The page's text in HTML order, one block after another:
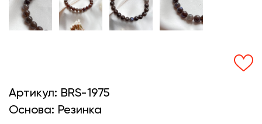
Артикул: BRS-1975
Основа: Резинка